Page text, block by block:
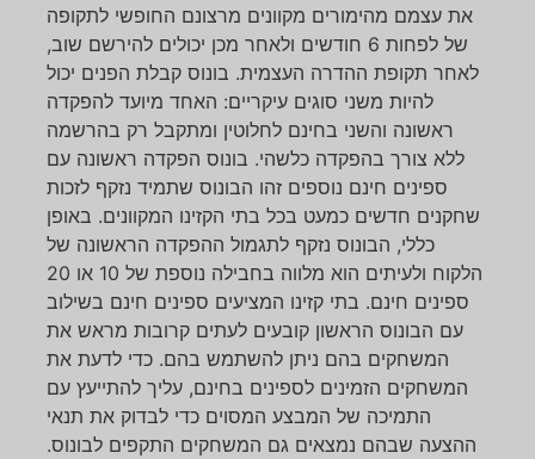
את עצמם מהימורים מקוונים מרצונם החופשי לתקופה
של לפחות 6 חודשים ולאחר מכן יכולים להירשם שוב,
לאחר תקופת ההדרה העצמית. בונוס קבלת הפנים יכול
להיות משני סוגים עיקריים: האחד מיועד להפקדה
ראשונה והשני בחינם לחלוטין ומתקבל רק בהרשמה
ללא צורך בהפקדה כלשהי. בונוס הפקדה ראשונה עם
ספינים חינם נוספים זהו הבונוס שתמיד נזקף לזכות
שחקנים חדשים כמעט בכל בתי הקזינו המקוונים. באופן
כללי, הבונוס נזקף לתגמול ההפקדה הראשונה של
הלקוח ולעיתים הוא מלווה בחבילה נוספת של 10 או 20
ספינים חינם. בתי קזינו המציעים ספינים חינם בשילוב
עם הבונוס הראשון קובעים לעתים קרובות מראש את
המשחקים בהם ניתן להשתמש בהם. כדי לדעת את
המשחקים הזמינים לספינים בחינם, עליך להתייעץ עם
התמיכה של המבצע המסוים כדי לבדוק את תנאי
ההצעה שבהם נמצאים גם המשחקים התקפים לבונוס.